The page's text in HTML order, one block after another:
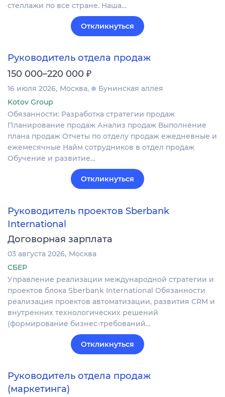
стеллажи по все стране. Наша…
Откликнуться
Руководитель отдела продаж
150 000–220 000 ₽
16 июля 2026 Москва
Бунинская аллея
Kotov Group
Обязанности: Разработка стратегии продаж
Планирование продаж Анализ продаж Выполнение
плана продаж Отчеты по отделу продаж ежедневные и
ежемесячные Найм сотрудников в отдел продаж
Обучение и развитие…
Откликнуться
Руководитель проектов Sberbank
International
Договорная зарплата
03 августа 2026 Москва
СБЕР
Управление реализации международной стратегии и
проектов блока Sberbank International Обязанности
реализация проектов автоматизации, развития CRM и
внутренних технологических решений
(формирование бизнес-требований…
Откликнуться
Руководитель отдела продаж
(маркетинга)